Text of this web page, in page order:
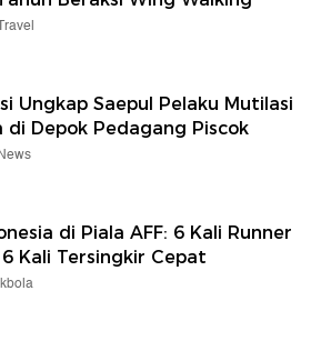
Ungkap Saepul Pelaku Mutilasi
di Depok Pedagang Piscok
di Piala AFF: 6 Kali Runner
6 Kali Tersingkir Cepat